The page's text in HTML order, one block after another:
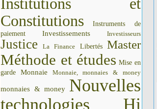
Constitutions
Instruments de
paiement
Investissements Investisseurs
Justice La Finance Libertés Master
Méthode et études Mise en
garde
Monnaie Monnaie, monnaies & money
monnaies & money Nouvelles
technologies Hi